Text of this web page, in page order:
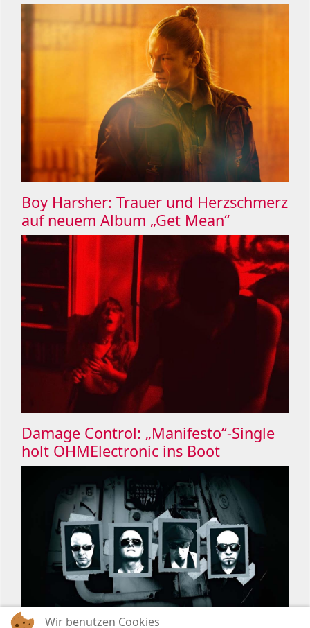
Boy Harsher: Trauer und Herzschmerz
auf neuem Album „Get Mean“
Damage Control: „Manifesto“-Single
holt OHMElectronic ins Boot
Wir benutzen Cookies